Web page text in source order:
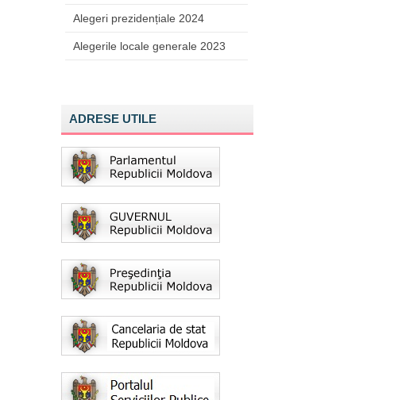
Alegeri prezidențiale 2024
Alegerile locale generale 2023
ADRESE UTILE